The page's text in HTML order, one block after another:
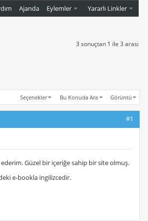
Ajanda Eylemler Yararlı Linkler
3 sonuçtan 1 ile 3 arası
Seçenekler Bu Konuda Ara Görüntü
#1
Güzel bir içeriğe sahip bir site olmuş.
e-bookla ingilizcedir.